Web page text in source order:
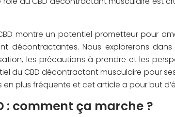
montre un potentiel prometteur pour
décontractantes. Nous explorerons
les précautions à prendre et les
du CBD décontractant musculaire pour
plus fréquente et cet article a pour but
: comment ça marche ?